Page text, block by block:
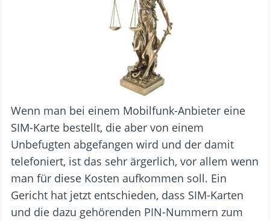
Wenn man bei einem Mobilfunk-Anbieter eine
SIM-Karte bestellt, die aber von einem
Unbefugten abgefangen wird und der damit
telefoniert, ist das sehr ärgerlich, vor allem wenn
man für diese Kosten aufkommen soll. Ein
Gericht hat jetzt entschieden, dass SIM-Karten
und die dazu gehörenden PIN-Nummern zum